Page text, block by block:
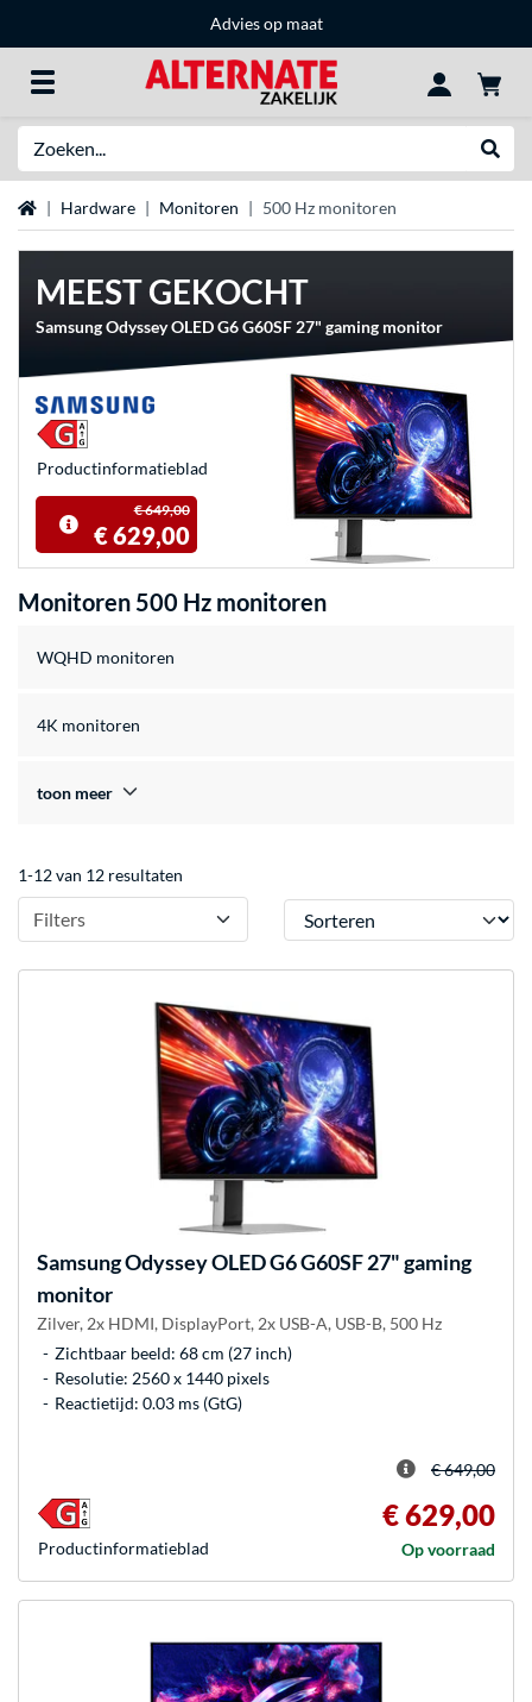
Advies op maat
Home Hardware Monitoren 500 Hz monitoren
MEEST GEKOCHT
Samsung Odyssey OLED G6 G60SF 27" gaming monitor
Product­informatieblad
€ 649,00
€ 629,00
Monitoren 500 Hz monitoren
WQHD monitoren
4K monitoren
toon meer
1-12 van 12 resultaten
Filters Sorteren
SamsungOdyssey OLED G6 G60SF 27" gaming
monitor
Zilver, 2x HDMI, DisplayPort, 2x USB-A, USB-B, 500 Hz
Zichtbaar beeld: 68 cm (27 inch)
Resolutie: 2560 x 1440 pixels
Reactietijd: 0.03 ms (GtG)
€ 649,00
€ 629,00
Op voorraad
Product­informatieblad